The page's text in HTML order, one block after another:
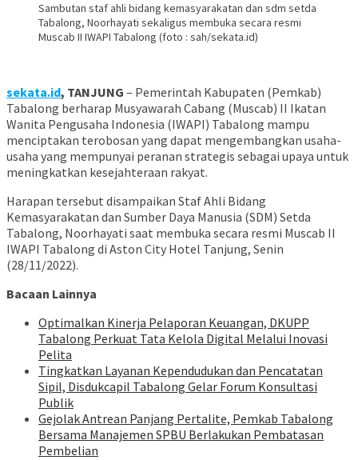
Sambutan staf ahli bidang kemasyarakatan dan sdm setda
Tabalong, Noorhayati sekaligus membuka secara resmi
Muscab II IWAPI Tabalong (foto : sah/sekata.id)
sekata.id, TANJUNG – Pemerintah Kabupaten (Pemkab)
Tabalong berharap Musyawarah Cabang (Muscab) II Ikatan
Wanita Pengusaha Indonesia (IWAPI) Tabalong mampu
menciptakan terobosan yang dapat mengembangkan usaha-
usaha yang mempunyai peranan strategis sebagai upaya untuk
meningkatkan kesejahteraan rakyat.
Harapan tersebut disampaikan Staf Ahli Bidang
Kemasyarakatan dan Sumber Daya Manusia (SDM) Setda
Tabalong, Noorhayati saat membuka secara resmi Muscab II
IWAPI Tabalong di Aston City Hotel Tanjung, Senin
(28/11/2022).
Bacaan Lainnya
Optimalkan Kinerja Pelaporan Keuangan, DKUPP
Tabalong Perkuat Tata Kelola Digital Melalui Inovasi
Pelita
Tingkatkan Layanan Kependudukan dan Pencatatan
Sipil, Disdukcapil Tabalong Gelar Forum Konsultasi
Publik
Gejolak Antrean Panjang Pertalite, Pemkab Tabalong
Bersama Manajemen SPBU Berlakukan Pembatasan
Pembelian